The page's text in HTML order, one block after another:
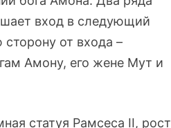
вход в следующий
от входа –
Амону, его жене Мут и
статуя Рамсеса II, рост